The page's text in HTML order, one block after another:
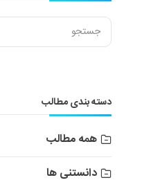
دسته بندی مطالب
همه مطالب
دانستنی ها